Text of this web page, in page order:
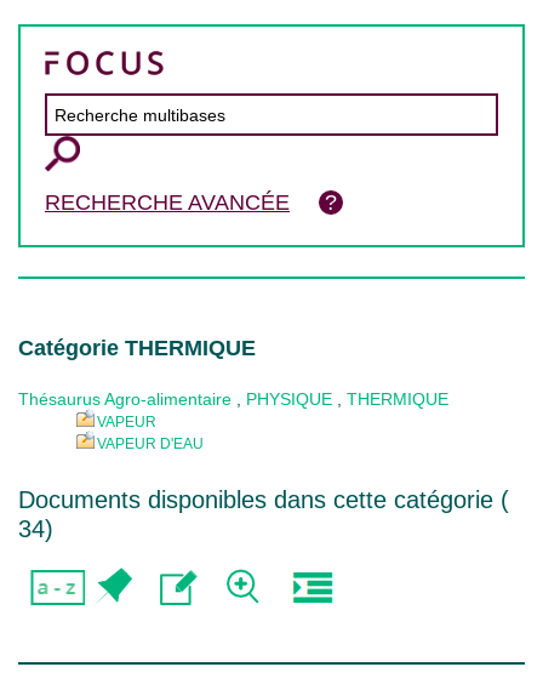
RECHERCHE AVANCÉE
Catégorie THERMIQUE
Thésaurus Agro-alimentaire PHYSIQUE THERMIQUE
VAPEUR
VAPEUR D'EAU
Documents disponibles dans cette catégorie (
34)